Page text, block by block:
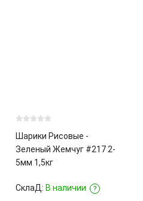
Шарики Рисовые -
Зеленый Жемчуг #217 2-
5мм 1,5кг
СклаД: В наличии ?